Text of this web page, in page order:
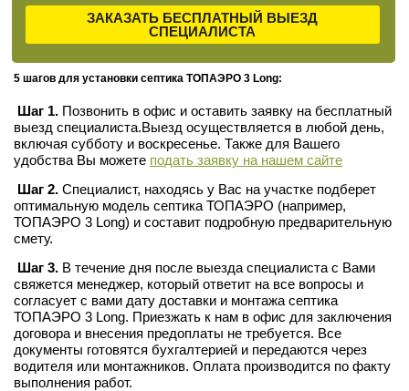
ЗАКАЗАТЬ БЕСПЛАТНЫЙ ВЫЕЗД
СПЕЦИАЛИСТА
5 шагов для установки септика ТОПАЭРО 3 Long:
Шаг 1. Позвонить в офис и оставить заявку на бесплатный
выезд специалиста.Выезд осуществляется в любой день,
включая субботу и воскресенье. Также для Вашего
удобства Вы можете подать заявку на нашем сайте
Шаг 2. Специалист, находясь у Вас на участке подберет
оптимальную модель септика ТОПАЭРО (например,
ТОПАЭРО 3 Long) и составит подробную предварительную
смету.
Шаг 3. В течение дня после выезда специалиста с Вами
свяжется менеджер, который ответит на все вопросы и
согласует с вами дату доставки и монтажа септика
ТОПАЭРО 3 Long. Приезжать к нам в офис для заключения
договора и внесения предоплаты не требуется. Все
документы готовятся бухгалтерией и передаются через
водителя или монтажников. Оплата производится по факту
выполнения работ.